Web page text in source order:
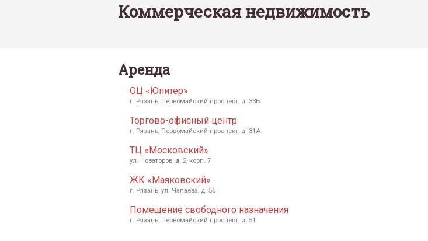
Коммерческая недвижимость
Аренда
ОЦ «Юпитер»
г. Рязань, Первомайский проспект, д. 33Б
Торгово-офисный центр
г. Рязань, Первомайский проспект, д. 31А
ТЦ «Московский»
ул. Новаторов, д. 2, корп. 7
ЖК «Маяковский»
г. Рязань, ул. Чапаева, д. 56
Помещение свободного назначения
г. Рязань, Первомайский проспект, д. 51